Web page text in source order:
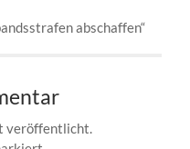
abschaffen“
veröffentlicht.